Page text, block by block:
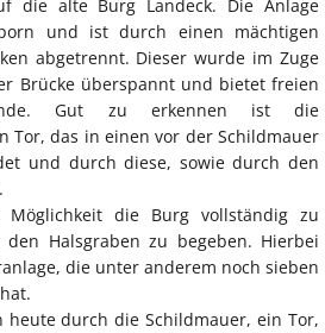
die alte Burg Landeck. Die Anlage
und ist durch einen mächtigen
abgetrennt. Dieser wurde im Zuge
Brücke überspannt und bietet freien
Gut zu erkennen ist die
Tor, das in einen vor der Schildmauer
und durch diese, sowie durch den
die Burg vollständig zu
Halsgraben zu begeben. Hierbei
die unter anderem noch sieben
durch die Schildmauer, ein Tor,